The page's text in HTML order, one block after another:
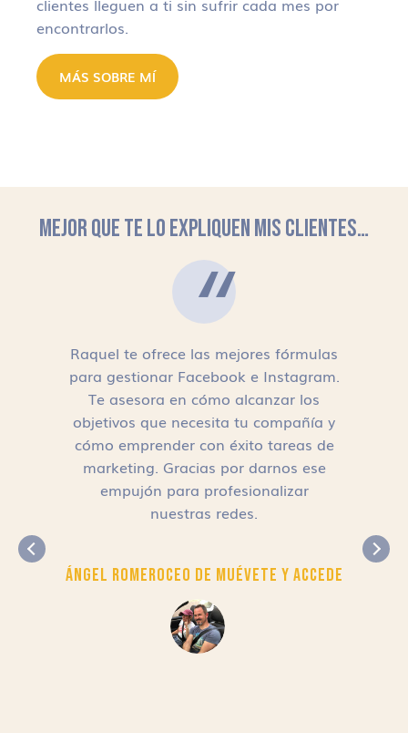
clientes lleguen a ti sin sufrir cada mes por
encontrarlos.
MÁS SOBRE MÍ
MEJOR QUE TE LO EXPLIQUEN MIS CLIENTES…
Raquel te ofrece las mejores fórmulas
para gestionar Facebook e Instagram.
Te asesora en cómo alcanzar los
objetivos que necesita tu compañía y
cómo emprender con éxito tareas de
marketing. Gracias por darnos ese
empujón para profesionalizar
nuestras redes.
Ángel RomeroCEO de Muévete y Accede